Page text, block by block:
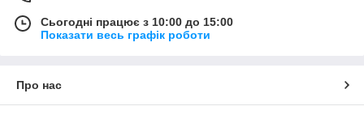
Сьогодні працює з 10:00 до 15:00
Показати весь графік роботи
Про нас